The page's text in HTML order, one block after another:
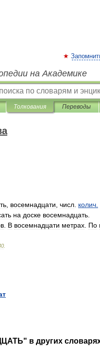
на Академике
Толкования Переводы
восемнадцати числ колич
на доске восемнадцать
В восемнадцати метрах По
в других